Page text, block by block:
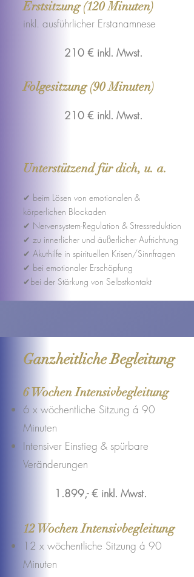
Erstsitzung (120 Minuten)
inkl. ausführlicher Erstanamnese
210 € inkl. Mwst.
Folgesitzung (90 Minuten)
210 € inkl. Mwst.
Unterstützend für dich, u. a.
✔ beim Lösen von emotionalen &
körperlichen Blockaden
✔ Nervensystem-Regulation & Stressreduktion​
✔ zu innerlicher und äußerlicher Aufrichtung​
✔ Akuthilfe in spirituellen Krisen/Sinnfragen
✔ bei emotionaler Erschöpfung
✔bei der Stärkung von Selbstkontakt​​
Ganzheitliche Begleitung
6 Wochen Intensivbegleitung
6 x wöchentliche Sitzung á 90
Minuten
Intensiver Einstieg & spürbare
Veränderungen
1.899,- € inkl. Mwst.
12 Wochen Intensivbegleitung
12 x wöchentliche Sitzung á 90
Minuten